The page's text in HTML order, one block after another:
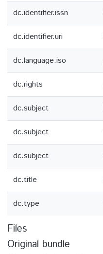
dc.identifier.issn
dc.identifier.uri
dc.language.iso
dc.rights
dc.subject
dc.subject
dc.subject
dc.title
dc.type
Files
Original bundle